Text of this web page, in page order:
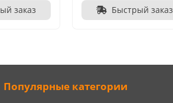
заказ Быстрый заказ
Популярные категории